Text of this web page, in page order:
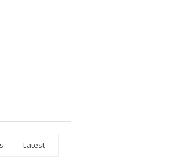
Latest